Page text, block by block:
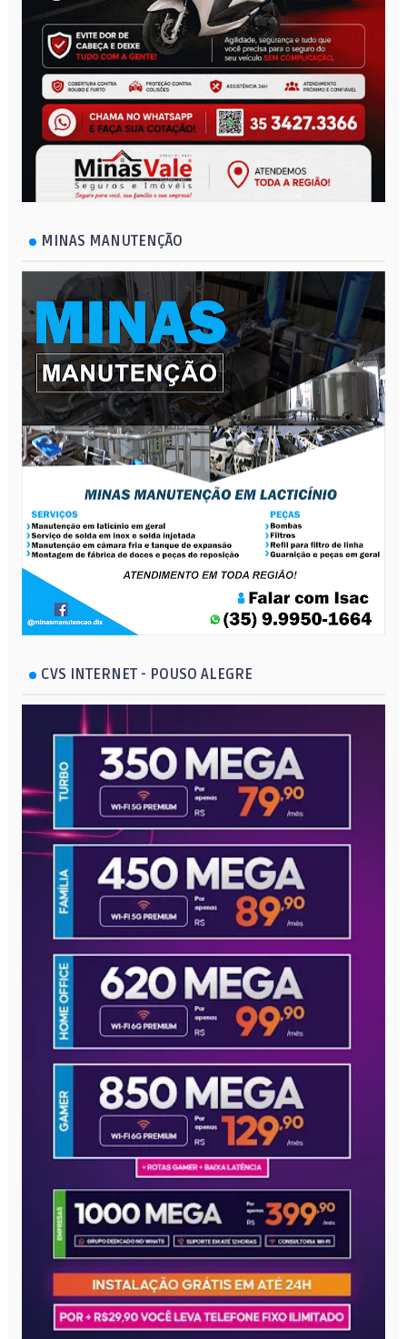
MINAS MANUTENÇÃO
CVS INTERNET - POUSO ALEGRE